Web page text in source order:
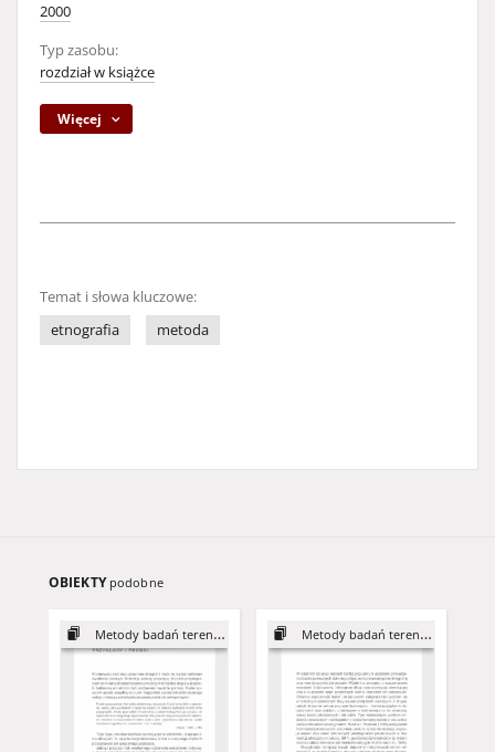
2000
Typ zasobu:
rozdział w książce
Więcej
Temat i słowa kluczowe:
etnografia
metoda
OBIEKTY podobne
Metody badań terenowych Metody badań terenowych